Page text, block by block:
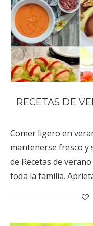
RECETAS DE
Comer ligero en
mantenerse fresco y
de Recetas de verano
toda la familia.